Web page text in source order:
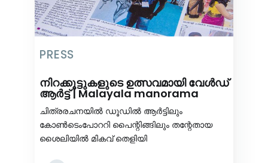
PRESS
നിറക്കൂട്ടുകളുടെ ഉത്സവമായി വേള്‍ഡ്
ആര്‍ട്ട് | Malayala manorama
ചിത്രരചനയിൽ ഡൂഡിൽ ആർട്ടിലും
കോൺടെംപോററി പൈന്റിങ്ങിലും തന്റേതായ
ശൈലിയിൽ മികവ് തെളിയി